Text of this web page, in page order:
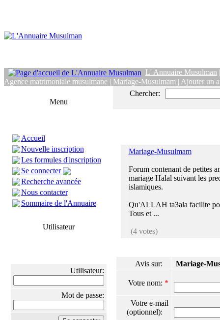
L' Annuaire Musulman
Agence matrimoniale musulmane | Mariage-Musulmam | Ajouter un
Menu
Accueil
Nouvelle inscription
Les formules d'inscription
Se connecter
Recherche avancée
Nous contacter
Sommaire de l'Annuaire
Utilisateur
Utilisateur:
Mot de passe:
Chercher:
Mariage-Musulmam
Forum contenant de petites
mariage Halal suivant les
islamiques.
Qu'ALLAH ta3ala facilite
Tous et ...
(4 votes)
Avis sur: Mariage-
Votre nom: *
Votre e-mail
(optionnel):